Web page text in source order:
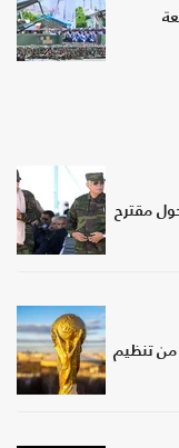
مقترح
من تنظيم